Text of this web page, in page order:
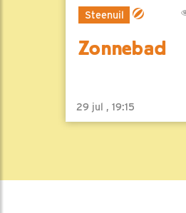
Steenuil
Zonnebad
29 jul , 19:15